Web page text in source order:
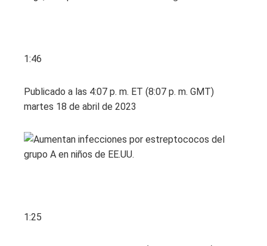
1:46
Publicado a las 4:07 p. m. ET (8:07 p. m. GMT)
martes 18 de abril de 2023
1:25